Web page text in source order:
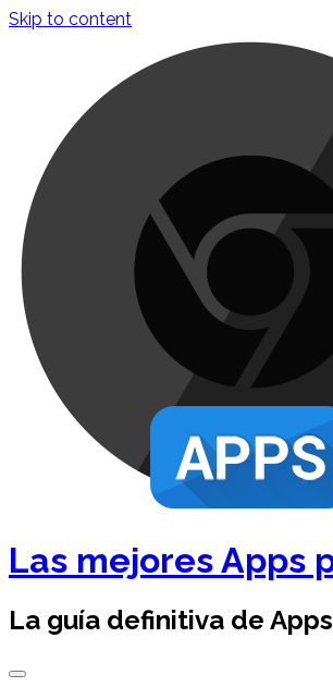
Skip to content
Las mejores Apps
La guía definitiva de